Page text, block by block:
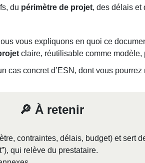
du périmètre de projet, des délais et
vous expliquons en quoi ce
claire, réutilisable comme modèle,
cas concret d’ESN, dont vous
🔎 À retenir
contraintes, délais, budget) et sert
qui relève du prestataire.